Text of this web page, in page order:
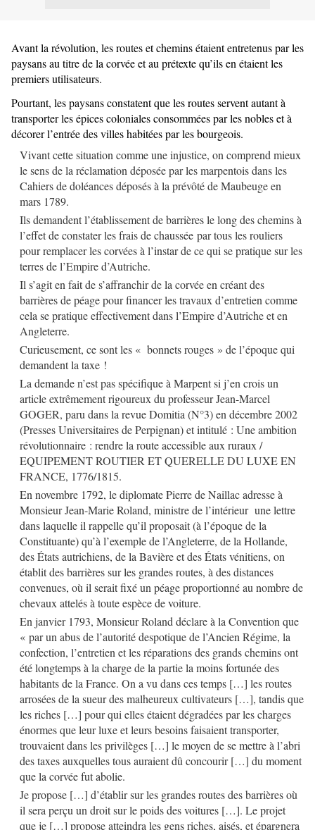
Avant la révolution, les routes et chemins étaient entretenus par les
paysans au titre de la corvée et au prétexte qu’ils en étaient les
premiers utilisateurs.
Pourtant, les paysans constatent que les routes servent autant à
transporter les épices coloniales consommées par les nobles et à
décorer l’entrée des villes habitées par les bourgeois.
Vivant cette situation comme une injustice, on comprend mieux
le sens de la réclamation déposée par les marpentois dans les
Cahiers de doléances déposés à la prévôté de Maubeuge en
mars 1789.
Ils demandent l’établissement de barrières le long des chemins à
l’effet de constater les frais de chaussée par tous les rouliers
pour remplacer les corvées à l’instar de ce qui se pratique sur les
terres de l’Empire d’Autriche.
Il s’agit en fait de s’affranchir de la corvée en créant des
barrières de péage pour financer les travaux d’entretien comme
cela se pratique effectivement dans l’Empire d’Autriche et en
Angleterre.
Curieusement, ce sont les « bonnets rouges » de l’époque qui
demandent la taxe !
La demande n’est pas spécifique à Marpent si j’en crois un
article extrêmement rigoureux du professeur Jean-Marcel
GOGER, paru dans la revue Domitia (N°3) en décembre 2002
(Presses Universitaires de Perpignan) et intitulé : Une ambition
révolutionnaire : rendre la route accessible aux ruraux /
EQUIPEMENT ROUTIER ET QUERELLE DU LUXE EN
FRANCE, 1776/1815.
En novembre 1792, le diplomate Pierre de Naillac adresse à
Monsieur Jean-Marie Roland, ministre de l’intérieur une lettre
dans laquelle il rappelle qu’il proposait (à l’époque de la
Constituante) qu’à l’exemple de l’Angleterre, de la Hollande,
des États autrichiens, de la Bavière et des États vénitiens, on
établit des barrières sur les grandes routes, à des distances
convenues, où il serait fixé un péage proportionné au nombre de
chevaux attelés à toute espèce de voiture.
En janvier 1793, Monsieur Roland déclare à la Convention que
« par un abus de l’autorité despotique de l’Ancien Régime, la
confection, l’entretien et les réparations des grands chemins ont
été longtemps à la charge de la partie la moins fortunée des
habitants de la France. On a vu dans ces temps […] les routes
arrosées de la sueur des malheureux cultivateurs […], tandis que
les riches […] pour qui elles étaient dégradées par les charges
énormes que leur luxe et leurs besoins faisaient transporter,
trouvaient dans les privilèges […] le moyen de se mettre à l’abri
des taxes auxquelles tous auraient dû concourir […] du moment
que la corvée fut abolie.
Je propose […] d’établir sur les grandes routes des barrières où
il sera perçu un droit sur le poids des voitures […]. Le projet
que je […] propose atteindra les gens riches, aisés, et épargnera